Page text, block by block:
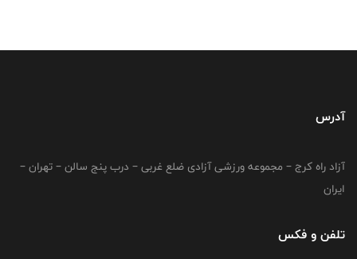
آدرس
آزاد راه کرج – مجموعه ورزشی آزادی ضلع غربی – درب پنج سالن – تهران –
ایران
تلفن و فکس